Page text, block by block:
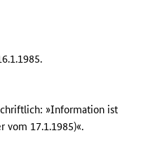
»Information ist
vom 17.1.1985)«.